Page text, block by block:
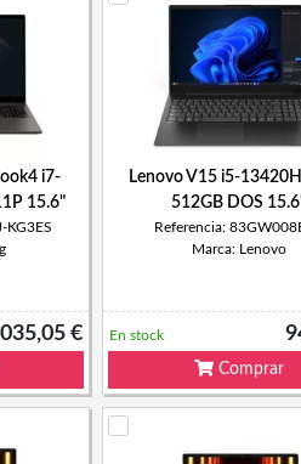
i7-
15.6"
KG3ES
€
Lenovo V15 i5-
512GB DOS
Referencia:
Marca: Lenovo
En stock
Comprar